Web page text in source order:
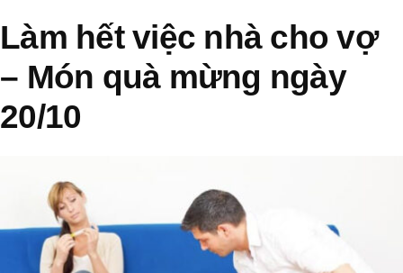
Làm hết việc nhà cho vợ
– Món quà mừng ngày
20/10